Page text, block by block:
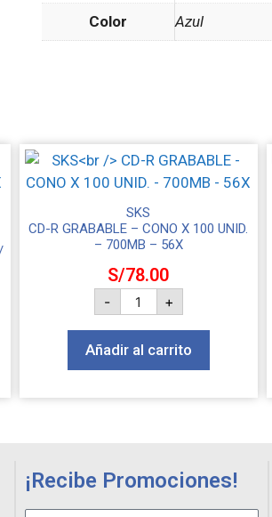
Color Azul
SKS
CD-R GRABABLE – CONO X 100 UNID.
– 700MB – 56X
S/78.00
- +
Añadir al carrito
¡Recibe Promociones!